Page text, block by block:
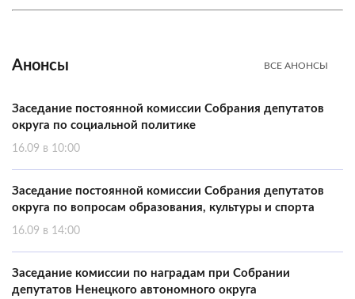
Анонсы ВСЕ АНОНСЫ
Заседание постоянной комиссии Собрания депутатов
округа по социальной политике
16.09 в 10:00
Заседание постоянной комиссии Собрания депутатов
округа по вопросам образования, культуры и спорта
16.09 в 14:00
Заседание комиссии по наградам при Собрании
депутатов Ненецкого автономного округа